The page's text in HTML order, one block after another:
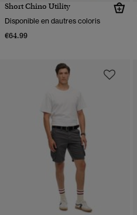
Short Chino Utility
Disponible en dautres coloris
€64.99